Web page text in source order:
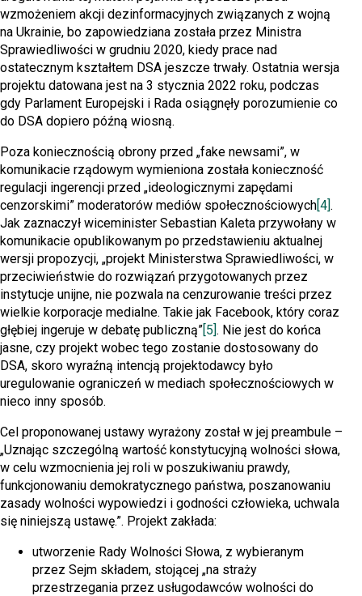
wzmożeniem akcji dezinformacyjnych związanych z wojną
na Ukrainie, bo zapowiedziana została przez Ministra
Sprawiedliwości w grudniu 2020, kiedy prace nad
ostatecznym kształtem DSA jeszcze trwały. Ostatnia wersja
projektu datowana jest na 3 stycznia 2022 roku, podczas
gdy Parlament Europejski i Rada osiągnęły porozumienie co
do DSA dopiero późną wiosną.
Poza koniecznością obrony przed „fake newsami”, w
komunikacie rządowym wymieniona została konieczność
regulacji ingerencji przed „ideologicznymi zapędami
cenzorskimi” moderatorów mediów społecznościowych[4].
Jak zaznaczył wiceminister Sebastian Kaleta przywołany w
komunikacie opublikowanym po przedstawieniu aktualnej
wersji propozycji, „projekt Ministerstwa Sprawiedliwości, w
przeciwieństwie do rozwiązań przygotowanych przez
instytucje unijne, nie pozwala na cenzurowanie treści przez
wielkie korporacje medialne. Takie jak Facebook, który coraz
głębiej ingeruje w debatę publiczną”[5]. Nie jest do końca
jasne, czy projekt wobec tego zostanie dostosowany do
DSA, skoro wyraźną intencją projektodawcy było
uregulowanie ograniczeń w mediach społecznościowych w
nieco inny sposób.
Cel proponowanej ustawy wyrażony został w jej preambule –
„Uznając szczególną wartość konstytucyjną wolności słowa,
w celu wzmocnienia jej roli w poszukiwaniu prawdy,
funkcjonowaniu demokratycznego państwa, poszanowaniu
zasady wolności wypowiedzi i godności człowieka, uchwala
się niniejszą ustawę.”. Projekt zakłada:
utworzenie Rady Wolności Słowa, z wybieranym
przez Sejm składem, stojącej „na straży
przestrzegania przez usługodawców wolności do